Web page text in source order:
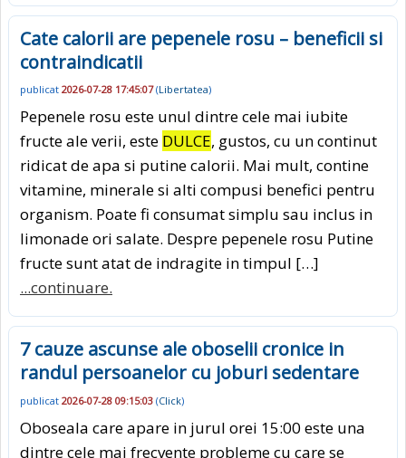
Cate calorii are pepenele rosu – beneficii si
contraindicatii
publicat 2026-07-28 17:45:07(Libertatea)
Pepenele rosu este unul dintre cele mai iubite
fructe ale verii, este DULCE, gustos, cu un continut
ridicat de apa si putine calorii. Mai mult, contine
vitamine, minerale si alti compusi benefici pentru
organism. Poate fi consumat simplu sau inclus in
limonade ori salate. Despre pepenele rosu Putine
fructe sunt atat de indragite in timpul […]
...continuare.
7 cauze ascunse ale oboselii cronice in
randul persoanelor cu joburi sedentare
publicat 2026-07-28 09:15:03 (Click)
Oboseala care apare in jurul orei 15:00 este una
dintre cele mai frecvente probleme cu care se